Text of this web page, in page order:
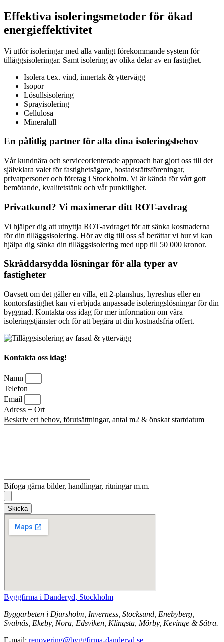
Effektiva isoleringsmetoder för ökad
energieffektivitet
Vi utför isoleringar med alla vanligt förekommande system för
tilläggsisoleringar. Samt isolering av olika delar av en fastighet.
Isolera t.ex. vind, innertak & yttervägg
Isopor
Lösullsisolering
Sprayisolering
Cellulosa
Mineralull
En pålitlig partner för alla dina isoleringsbehov
Vår kundnära och serviceorienterade approach har gjort oss till det
självklara valet för fastighetsägare, bostadsrättsföreningar,
privatpersoner och företag i Stockholm. Vi är kända för vårt gott
bemötande, kvalitetstänk och vår punktlighet.
Privatkund? Vi maximerar ditt ROT-avdrag
Vi hjälper dig att utnyttja ROT-avdraget för att sänka kostnaderna
för din tilläggsisolering. Hör av dig till oss så berättar vi hur vi kan
hjälpa dig sänka din tilläggsisolering med upp till 50 000 kronor.
Skräddarsydda lösningar för alla typer av
fastigheter
Oavsett om det gäller en villa, ett 2-planshus, hyreshus eller en
kontorsfastighet kan vi erbjuda anpassade isoleringslösningar för din
byggnad. Kontakta oss idag för mer information om våra
isoleringstjänster och för att begära ut din kostnadsfria offert.
Kontakta oss idag!
Namn
Telefon
Email
Adress + Ort
Beskriv ert behov, förutsättningar, antal m2 & önskat startdatum
Bifoga gärna bilder, handlingar, ritningar m.m.
Skicka
Byggfirma i Danderyd, Stockholm
Byggarbeten i Djursholm, Inverness, Stocksund, Enebyberg,
Svalnäs, Ekeby, Nora, Edsviken, Klingsta, Mörby, Kevinge & Sätra.
E-mail: renovering@byggfirma-danderyd.se